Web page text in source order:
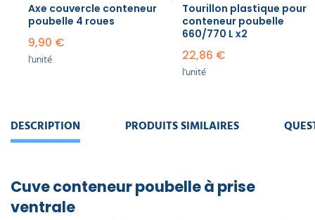
Axe couvercle conteneur
poubelle​ 4 roues
9,90 €
l'unité
Tourillon plastique pour
conteneur poubelle
660/770 L x2
22,86 €
l'unité
DESCRIPTION PRODUITS SIMILAIRES
Cuve conteneur poubelle à prise
ventrale